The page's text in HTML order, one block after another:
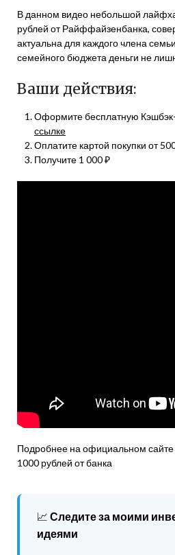
В данном видео небольшой
рублей от Райффайзенбанка,
актуальна для каждого члена
семейного бюджета деньги не
Ваши действия:
Оформите бесплатную
ссылке
Оплатите картой покупки от
Получите 1 000 ₽
Подробнее на официальном
1000 рублей от банка
📈 Следите за моими
идеями